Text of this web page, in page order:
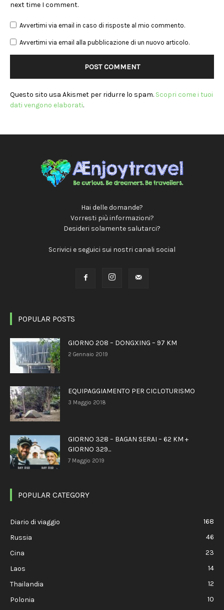
next time I comment.
Avvertimi via email in caso di risposte al mio commento.
Avvertimi via email alla pubblicazione di un nuovo articolo.
Questo sito usa Akismet per ridurre lo spam. Scopri come i tuoi
dati vengono elaborati.
Hai delle domande?
Vorresti più informazioni?
Desideri solamente salutarci?
Scrivici e seguici sui nostri canali social
POPULAR POSTS
GIORNO 208 – DONGXING – 97 KM
2 Gennaio 2019
EQUIPAGGIAMENTO PER CICLOTURISMO
3 Maggio 2018
GIORNO 328 – BAGAN SERAI – 62 KM +
GIORNO 329...
7 Maggio 2019
POPULAR CATEGORY
Diario di viaggio
168
Russia
46
Cina
23
Laos
14
Thailandia
12
Polonia
10